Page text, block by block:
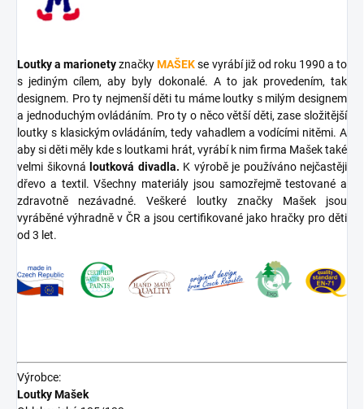
Loutky a marionetyznačkyMAŠEKse vyrábí již od roku 1990 a to
s jediným cílem, aby byly dokonalé. A to jak provedením, tak
designem. Pro ty nejmenší děti tu máme loutky s milým designem
a jednoduchým ovládáním. Pro ty o něco větší děti, zase složitější
loutky s klasickým ovládáním, tedy vahadlem a vodícími nitěmi. A
aby si děti měly kde s loutkami hrát, vyrábí k nim firma Mašek také
velmi šikovná loutková divadla. K výrobě je používáno nejčastěji
dřevo a textil. Všechny materiály jsou samozřejmě testované a
zdravotně nezávadné. Veškeré loutky značky Mašek jsou
vyráběné výhradně v ČR a jsou certifikované jako hračky pro děti
od 3 let.
Výrobce:
Loutky Mašek